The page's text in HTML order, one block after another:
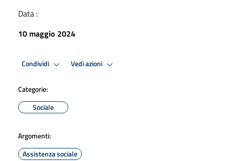
Data :
10 maggio 2024
Condividi Vedi azioni
Categorie:
Sociale
Argomenti:
Assistenza sociale